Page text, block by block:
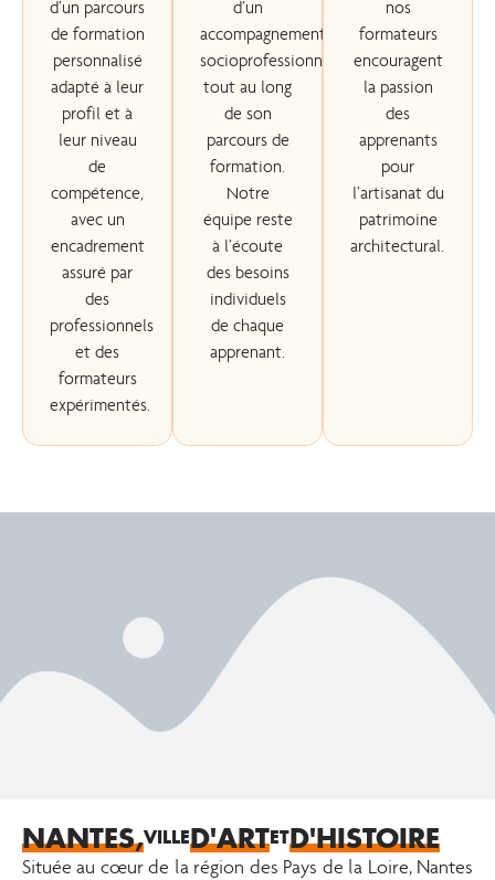
d’un parcours
de formation
personnalisé
adapté à leur
profil et à
leur niveau
de
compétence,
avec un
encadrement
assuré par
des
professionnels
et des
formateurs
expérimentés.
d’un
accompagnement
socioprofessionnel
tout au long
de son
parcours de
formation.
Notre
équipe reste
à l’écoute
des besoins
individuels
de chaque
apprenant.
nos
formateurs
encouragent
la passion
des
apprenants
pour
l’artisanat du
patrimoine
architectural.
NANTES,VILLED'ARTETD'HISTOIRE
Située au cœur de la région des Pays de la Loire, Nantes